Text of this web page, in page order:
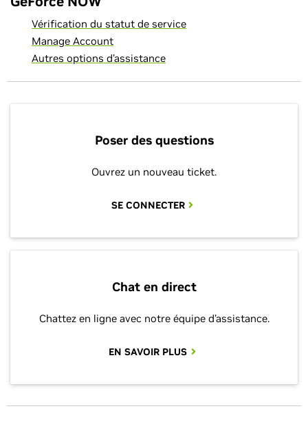
Vérification du statut de service
Manage Account
Autres options d’assistance
Poser des questions
Ouvrez un nouveau ticket.
SE CONNECTER
Chat en direct
Chattez en ligne avec notre équipe d’assistance.
EN SAVOIR PLUS